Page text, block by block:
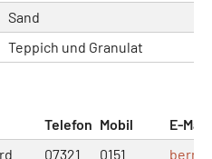
Sand
Teppich und Granulat
Telefon Mobil
E-Mail
07321
0151